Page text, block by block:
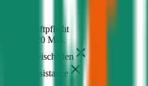
Haftpflicht
€ 20 Mio.
Freischaden
Assistance